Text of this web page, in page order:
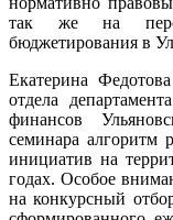
так же на
бюджетирования в
Екатерина
отдела
финансов
семинара алгоритм
инициатив на
годах. Особое
на конкурсный